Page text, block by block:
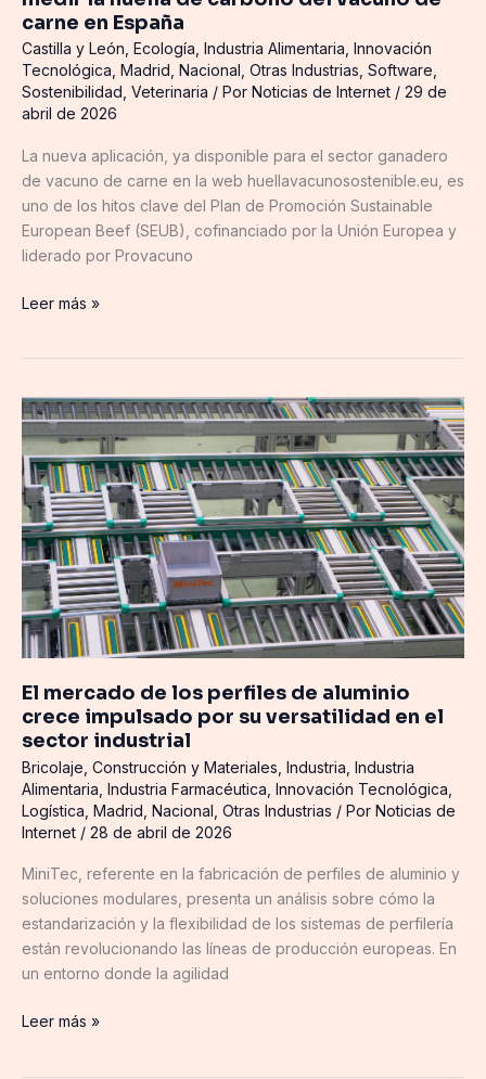
carne en España
Castilla y León, Ecología, Industria Alimentaria, Innovación
Tecnológica, Madrid, Nacional , Otras Industrias, Software,
Sostenibilidad, Veterinaria / Por Noticias de Internet / 29 de
abril de 2026
La nueva aplicación, ya disponible para el sector ganadero
de vacuno de carne en la web huellavacunosostenible.eu, es
uno de los hitos clave del Plan de Promoción Sustainable
European Beef (SEUB), cofinanciado por la Unión Europea y
liderado por Provacuno
carne
en
España
Leer más »
El mercado de los perfiles de aluminio
crece impulsado por su versatilidad en el
sector industrial
Bricolaje Construcción y Materiales Industria Industria
Alimentaria Industria Farmacéutica Innovación Tecnológica
Logística Madrid Nacional Otras Industrias / Por Noticias de
Internet / 28 de abril de 2026
MiniTec, referente en la fabricación de perfiles de aluminio y
soluciones modulares, presenta un análisis sobre cómo la
estandarización y la flexibilidad de los sistemas de perfilería
están revolucionando las líneas de producción europeas. En
un entorno donde la agilidad
El
mercado
de
los
perfiles
de
aluminio
crece
impulsado
por
su
versatilidad
en
el
sector
industrial
Leer más »